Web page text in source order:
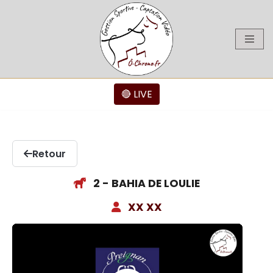
🔴 LIVE
Retour
2 - BAHIA DE LOULIE
XX XX